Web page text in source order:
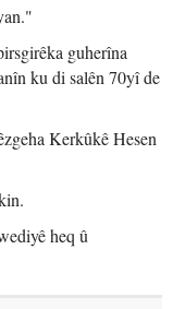
guherîna
ku di salên 70yî de
Kerkûkê Hesen
heq û